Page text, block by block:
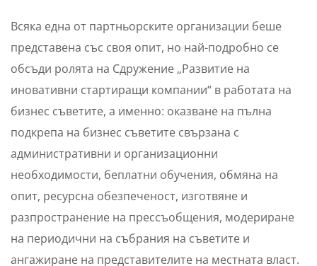
Всяка една от партньорските организации беше
представена със своя опит, но най-подробно се
обсъди ролята на Сдружение „Развитие на
иновативни стартиращи компании“ в работата на
бизнес съветите, а именно: оказване на пълна
подкрепа на бизнес съветите свързана с
административни и организационни
необходимости, беплатни обучения, обмяна на
опит, ресурсна обезпеченост, изготвяне и
разпространение на прессъобщения, модериране
на периодични на събрания на съветите и
ангажиране на представителите на местната власт.